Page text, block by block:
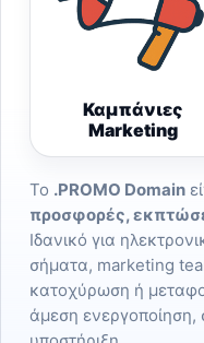
Καμπάνιες
Marketing
Το .PROMO Domain
προσφορές,
Ιδανικό για
σήματα, marketing
κατοχύρωση ή
άμεση ενεργοποίηση,